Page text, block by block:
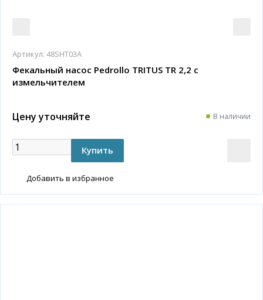
Артикул: 48SHT03A
Фекальный насос Pedrollo TRITUS TR 2,2 с
измельчителем
Цену уточняйте В наличии
Добавить в избранное